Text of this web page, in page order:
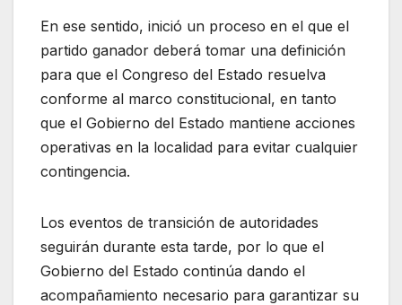
En ese sentido, inició un proceso en el que el
partido ganador deberá tomar una definición
para que el Congreso del Estado resuelva
conforme al marco constitucional, en tanto
que el Gobierno del Estado mantiene acciones
operativas en la localidad para evitar cualquier
contingencia.
Los eventos de transición de autoridades
seguirán durante esta tarde, por lo que el
Gobierno del Estado continúa dando el
acompañamiento necesario para garantizar su